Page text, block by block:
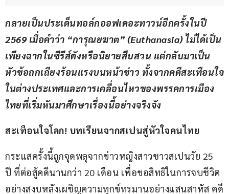
กลายเป็นประเด็นทอล์กออฟเดอะทาวน์อีกครั้งในปี
2569 เมื่อคำว่า “การุณยฆาต” (Euthanasia) ไม่ได้เป็น
เพียงฉากในซีรีส์ดังหรือนิยายสืบสวน แต่กลับมาเป็น
หัวข้อถกเถียงร้อนแรงบนหน้าข่าว ทั้งจากคดีสะเทือนใจ
ในต่างประเทศและการเคลื่อนไหวของพรรคการเมือง
ไทยที่เริ่มหันมาศึกษาเรื่องนี้อย่างจริงจัง
สะเทือนใจโลก! บทเรียนจากสเปนสู่หัวใจคนไทย
กระแสครั้งนี้ถูกจุดพลุจากข่าวหญิงสาวชาวสเปนวัย 25
ปี ที่ต่อสู้คดีนานกว่า 20 เดือน เพื่อขอสิทธิในการจบชีวิต
อย่างสงบหลังเผชิญความทุกข์ทรมานอย่างแสนสาหัส คดี